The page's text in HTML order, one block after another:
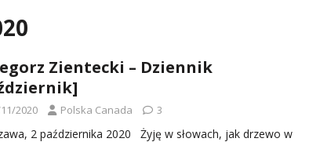
– Człowiek w świecie rozpadających się znaczeń
– Dziennik – Wyspy Kanaryjskie FELIETON
Zientecki – Dziennik
2020 Polska Canada 3
2 października 2020 Żyję w słowach, jak drzewo w